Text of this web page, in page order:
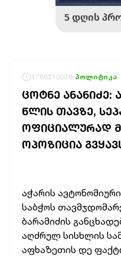
1786210078 პოლიტიკა
ᲪᲝᲢᲜᲔ ᲐᲜᲐᲜᲘᲫᲔ:
ᲬᲚᲘᲡ ᲗᲐᲕᲖᲔ,
ᲝᲤᲘᲪᲘᲐᲚᲣᲠᲐᲓ
ᲝᲞᲝᲖᲘᲪᲘᲐ
აჭარის
საბჭოს
ბარამიძის
აღძრულ სისხლის
აფხაზეთის დე